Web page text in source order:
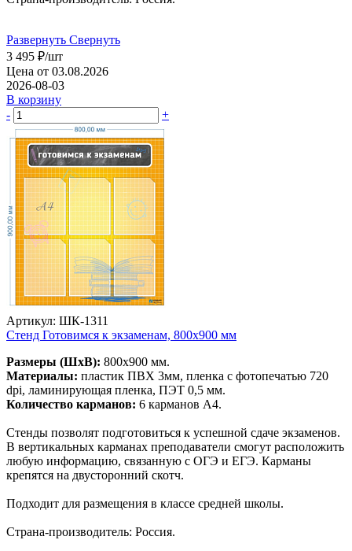
Развернуть Свернуть
3 495 ₽/шт
Цена от 03.08.2026
2026-08-03
В корзину
-
+
Артикул: ШК-1311
Стенд Готовимся к экзаменам, 800х900 мм
Размеры (ШхВ): 800х900 мм.
Материалы: пластик ПВХ 3мм, пленка с фотопечатью 720
dpi, ламинирующая пленка, ПЭТ 0,5 мм.
Количество карманов: 6 карманов А4.
Стенды позволят подготовиться к успешной сдаче экзаменов.
В вертикальных карманах преподаватели смогут расположить
любую информацию, связанную с ОГЭ и ЕГЭ. Карманы
крепятся на двусторонний скотч.
Подходит для размещения в классе средней школы.
Страна-производитель: Россия.